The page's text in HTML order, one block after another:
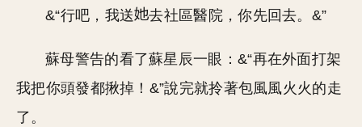
&“行吧，我送 去社區醫院，你先回去。&”
蘇母警告的看了蘇星辰一眼：&“再在外面打架
我把你頭發都揪掉！&”說完就拎著包風風火火的走
了。